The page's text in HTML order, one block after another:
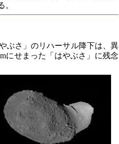
。
ぶさ」のリハーサル降下は、異
にせまった「はやぶさ」に残念